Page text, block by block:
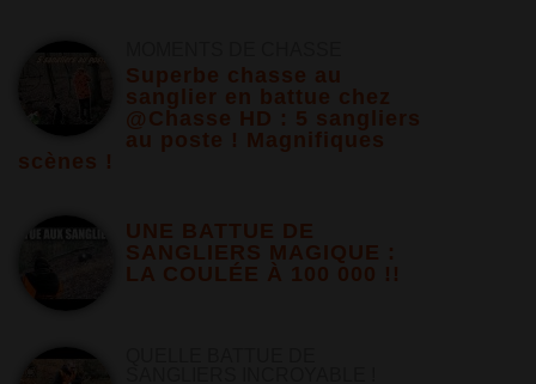
Superbe chasse au
sanglier en battue chez
@Chasse HD : 5 sangliers
au poste ! Magnifiques
scènes !
UNE BATTUE DE
SANGLIERS MAGIQUE :
LA COULÉE À 100 000 !!